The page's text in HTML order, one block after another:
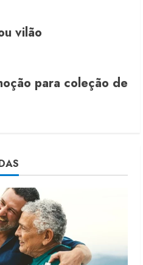
vilão
para coleção de